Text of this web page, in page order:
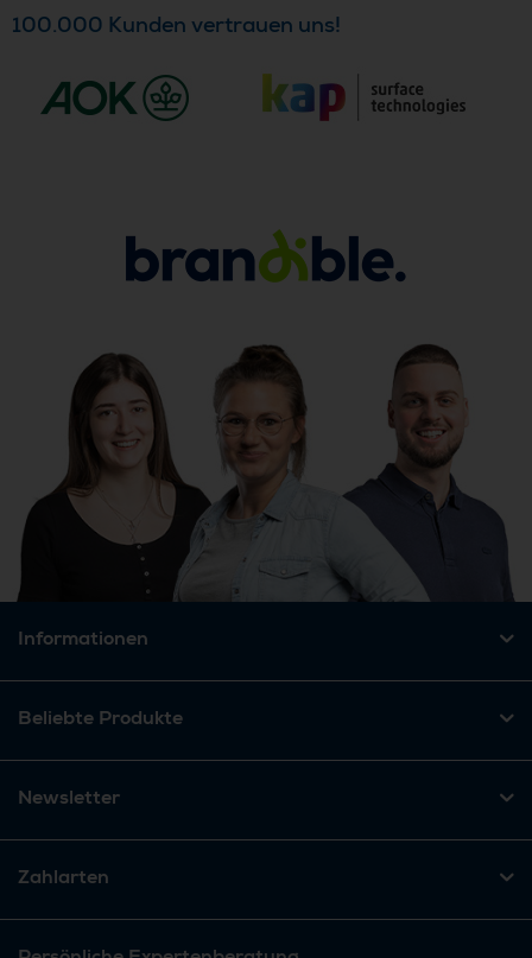
100.000 Kunden vertrauen uns!
Informationen
Beliebte Produkte
Newsletter
Zahlarten